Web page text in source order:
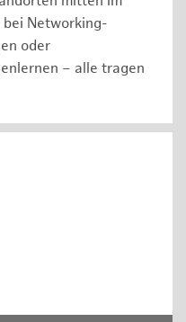
bei Networking-
oder
– alle tragen